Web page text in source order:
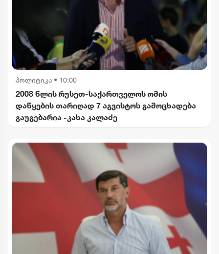
პოლიტიკა • 10:00
2008 წლის რუსეთ-საქართველოს ომის
დაწყების თარიღად 7 აგვისტოს გამოცხადება
გაუგებარია -კახა კალაძე